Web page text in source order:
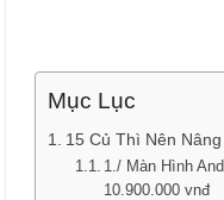
Mục Lục
15 Củ Thì Nên
1./ Màn Hình
10.900.000 vnđ